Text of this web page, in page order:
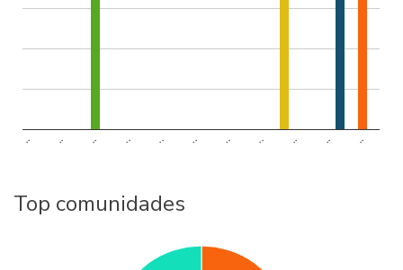
.. .. .. .. .. .. .. .. .. .. ..
Top comunidades